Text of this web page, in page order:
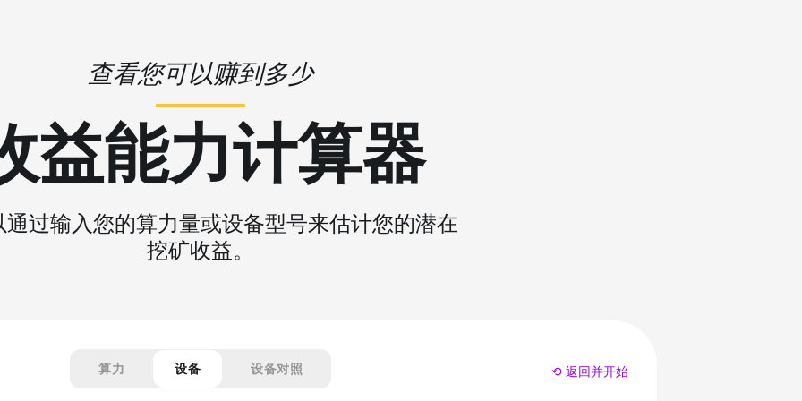
查看您可以赚到多少
益能力计算器
通过输入您的算力量或设备型号来估计您的潜在
挖矿收益。
算力 设备 设备对照 ⟲ 返回并开始